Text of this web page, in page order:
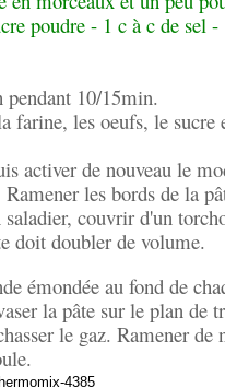
poudre - 1 c à c de sel -
pendant 10/15min.
les oeufs, le sucre
activer de nouveau le
les bords de la
couvrir d'un
doit doubler de volume.
émondée au fond de
la pâte sur le plan de
le gaz. Ramener de